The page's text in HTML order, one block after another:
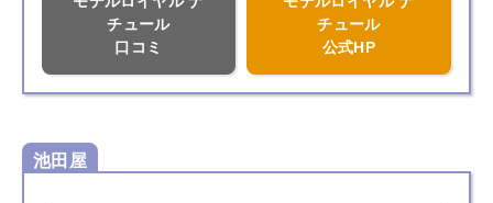
チュール
口コミ
チュール
公式HP
池田屋